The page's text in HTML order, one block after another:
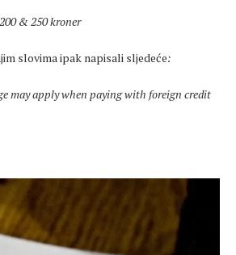
& 250 kroner
slovima ipak napisali sljedeće:
may apply when paying with foreign credit